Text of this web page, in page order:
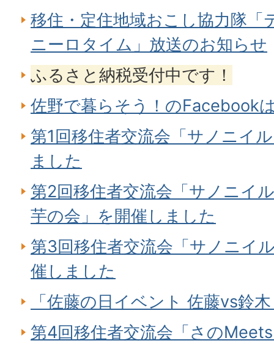
移住・定住地域おこし協力隊「
ニーロタイム」放送のお知らせ
ふるさと納税受付中です！
佐野で暮らそう！のFacebook
第1回移住者交流会「サノニイ
ました
第2回移住者交流会「サノニイ
芋の会」を開催しました
第3回移住者交流会「サノニイ
催しました
「佐藤の日イベント 佐藤vs鈴
第4回移住者交流会「さの